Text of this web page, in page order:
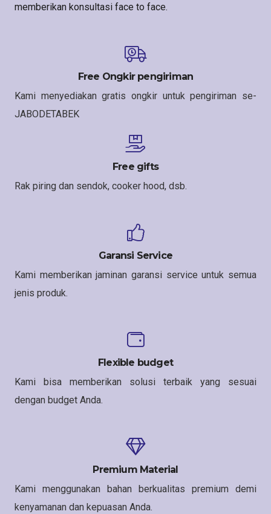
memberikan konsultasi face to face.
Free Ongkir pengiriman
Kami menyediakan gratis ongkir untuk pengiriman se-
JABODETABEK
Free gifts
Rak piring dan sendok, cooker hood, dsb.
Garansi Service
Kami memberikan jaminan garansi service untuk semua
jenis produk.
Flexible budget
Kami bisa memberikan solusi terbaik yang sesuai
dengan budget Anda.
Premium Material
Kami menggunakan bahan berkualitas premium demi
kenyamanan dan kepuasan Anda.